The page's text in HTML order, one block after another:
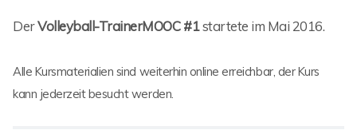
DerVolleyball-TrainerMOOC #1startete im Mai 2016.
Alle Kursmaterialien sind weiterhin online erreichbar, der Kurs
kann jederzeit besucht werden.